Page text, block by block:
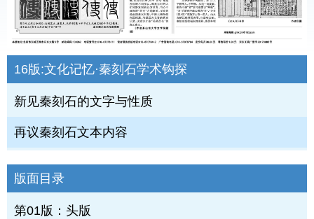
16版:文化记忆·秦刻石学术钩探
新见秦刻石的文字与性质
再议秦刻石文本内容
版面目录
第01版：头版